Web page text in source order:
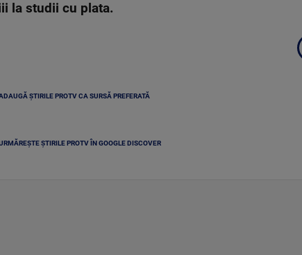
la studii cu plata.
ȘTIRILE PROTV CA SURSĂ PREFERATĂ
ȘTIRILE PROTV ÎN GOOGLE DISCOVER